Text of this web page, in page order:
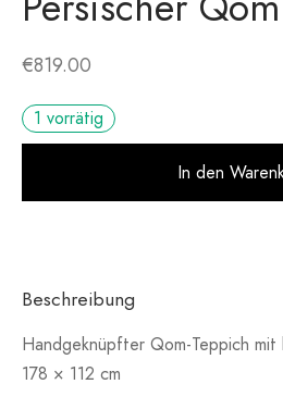
€819.00
1 vorrätig
In den
Beschreibung
Handgeknüpfter Qom-Teppich
178 × 112 cm